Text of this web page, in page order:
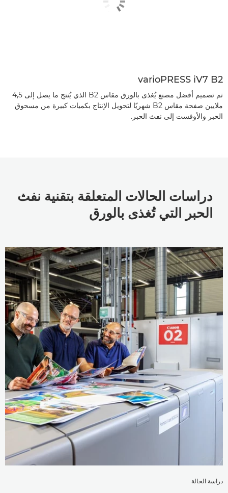
varioPRESS iV7 B2
تم تصميم أفضل مصنع يُغذى بالورق مقاس B2 الذي يُنتج ما يصل إلى 4,5
ملايين صفحة مقاس B2 شهريًا لتحويل الإنتاج بكميات كبيرة من مسحوق
الحبر والأوفست إلى نفث الحبر.
دراسات الحالات المتعلقة بتقنية نفث
الحبر التي تُغذى بالورق
دراسة الحالة